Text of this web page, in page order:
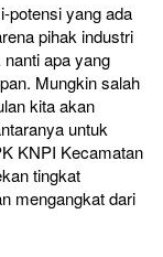
potensi yang ada
pihak industri
apa yang
Mungkin salah
kita akan
untuk
KNPI Kecamatan
tingkat
mengangkat dari